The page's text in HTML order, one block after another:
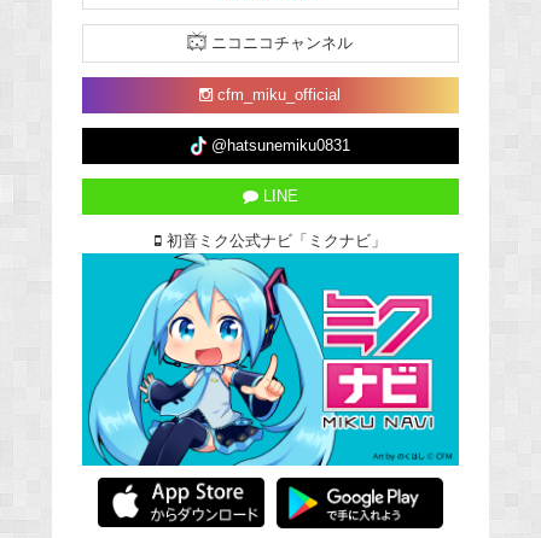
ニコニコチャンネル
cfm_miku_official
@hatsunemiku0831
LINE
初音ミク公式ナビ「ミクナビ」